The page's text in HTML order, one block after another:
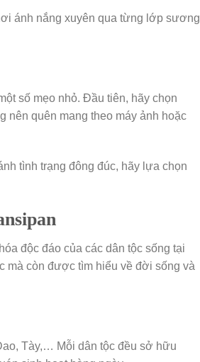
ánh nắng xuyên qua từng lớp sương
số mẹo nhỏ. Đầu tiên, hãy chọn
nên quên mang theo máy ảnh hoặc
tình trạng đông đúc, hãy lựa chọn
độc đáo của các dân tộc sống tại
mà còn được tìm hiểu về đời sống và
Tày,… Mỗi dân tộc đều sở hữu